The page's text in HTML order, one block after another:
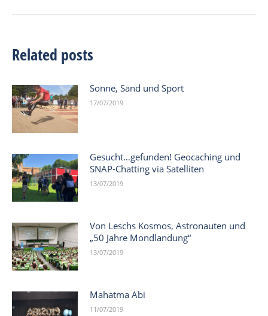
Related posts
Sonne, Sand und Sport
17/07/2019
Gesucht…gefunden! Geocaching und
SNAP-Chatting via Satelliten
13/07/2019
Von Leschs Kosmos, Astronauten und
„50 Jahre Mondlandung“
13/07/2019
Mahatma Abi
11/07/2019